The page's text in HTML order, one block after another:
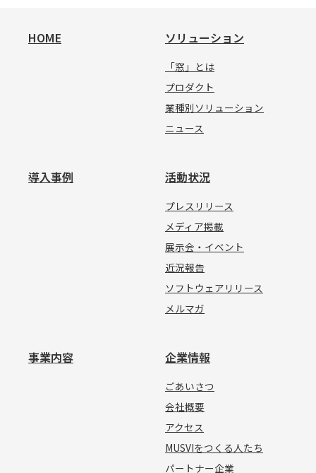
HOME ソリューション
「窓」とは
プロダクト
業種別ソリューション
ニュース
導入事例 活動状況
プレスリリース
メディア掲載
展示会・イベント
近況報告
ソフトウェアリリース
メルマガ
事業内容 企業情報
ごあいさつ
会社概要
アクセス
MUSVIをつくる人たち
パートナー企業